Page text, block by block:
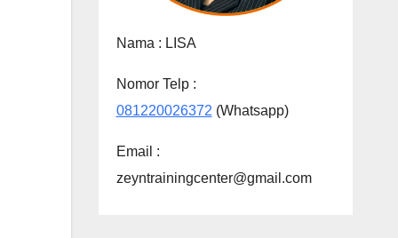
Nama : LISA
Nomor Telp :
081220026372 (Whatsapp)
Email :
zeyntrainingcenter@gmail.com